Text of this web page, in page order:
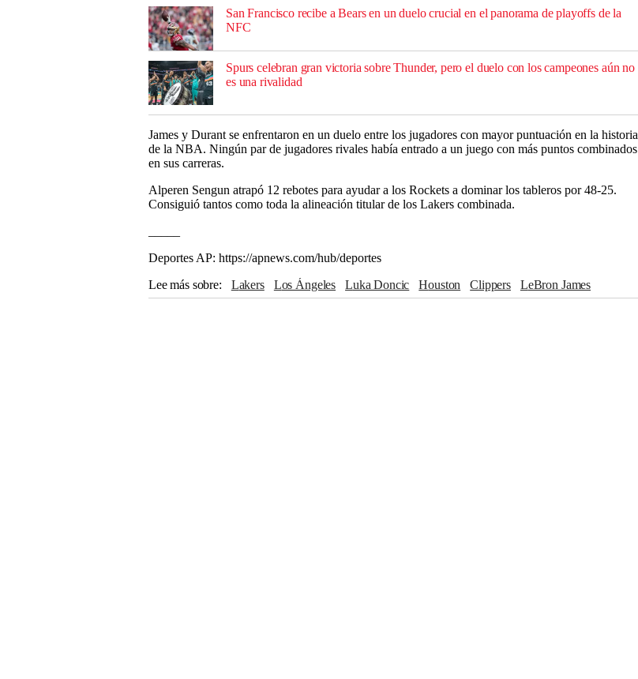
San Francisco recibe a Bears en un duelo crucial en el panorama de playoffs de la
NFC
Spurs celebran gran victoria sobre Thunder, pero el duelo con los campeones aún no
es una rivalidad
James y Durant se enfrentaron en un duelo entre los jugadores con mayor puntuación en la historia
de la NBA. Ningún par de jugadores rivales había entrado a un juego con más puntos combinados
en sus carreras.
Alperen Sengun atrapó 12 rebotes para ayudar a los Rockets a dominar los tableros por 48-25.
Consiguió tantos como toda la alineación titular de los Lakers combinada.
Deportes AP: https://apnews.com/hub/deportes
Lee más sobre
Lakers Los Ángeles Luka Doncic Houston Clippers
LeBron James
Phoenix
NBA